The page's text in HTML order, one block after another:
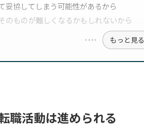
妥協してしまう可能性があるから
のものが難しくなるかもしれないから
もっと見る
職活動は進められる